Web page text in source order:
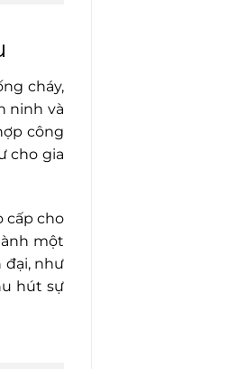
cháy,
ninh và
công
cho gia
cấp cho
một
đại, như
hút sự